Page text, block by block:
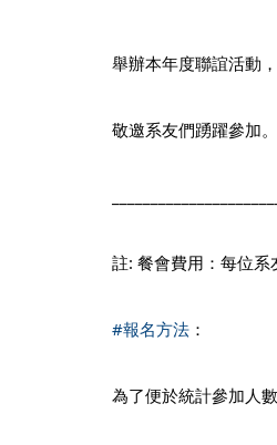
舉辦本年度聯誼活動，
敬邀系友們踴躍參加。
註: 餐會費用：每位
#報名方法：
為了便於統計參加人